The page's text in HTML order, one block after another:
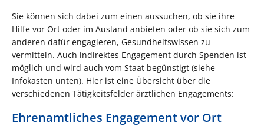
Sie können sich dabei zum einen aussuchen, ob sie ihre
Hilfe vor Ort oder im Ausland anbieten oder ob sie sich zum
anderen dafür engagieren, Gesundheitswissen zu
vermitteln. Auch indirektes Engagement durch Spenden ist
möglich und wird auch vom Staat begünstigt (siehe
Infokasten unten). Hier ist eine Übersicht über die
verschiedenen Tätigkeitsfelder ärztlichen Engagements:
Ehrenamtliches Engagement vor Ort